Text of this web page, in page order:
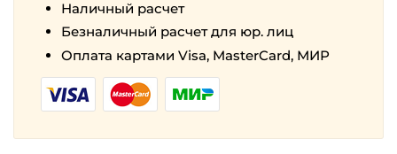
Наличный расчет
Безналичный расчет для юр. лиц
Оплата картами Visa, MasterCard, МИР